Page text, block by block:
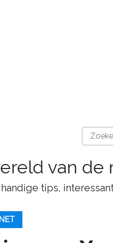
van
tips,